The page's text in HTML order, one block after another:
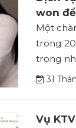
won
Một
trong
trong
31
Vụ